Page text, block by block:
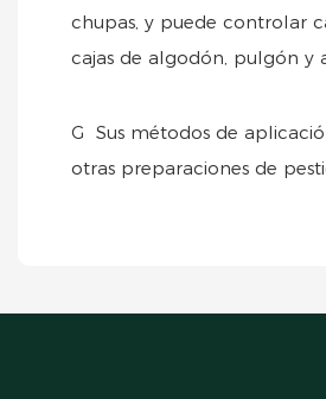
chupas, y puede controlar
cajas de algodón, pulgón y
G Sus métodos de
otras preparaciones de